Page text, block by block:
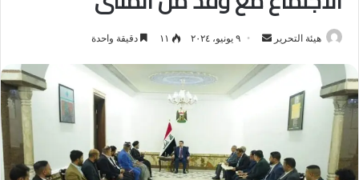
هيئة التحرير
أرسل
إلكترونيا
٩ يونيو، ٢٠٢٤ ١١ دقيقة واحدة